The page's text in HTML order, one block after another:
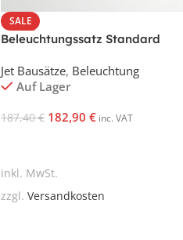
SALE
Beleuchtungssatz Standard
Jet Bausätze, Beleuchtung
Auf Lager
187,40€ 182,90 € inc. VAT
inkl. MwSt.
zzgl. Versandkosten